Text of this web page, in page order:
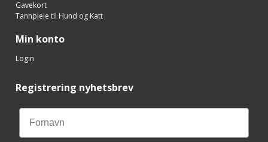
Gavekort
Tannpleie til Hund og Katt
Min konto
Login
Registrering nyhetsbrev